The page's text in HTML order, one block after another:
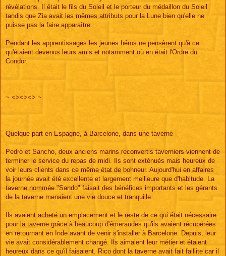
révélations. Il était le fils du Soleil et le porteur du médaillon du Soleil
tandis que Zia avait les mêmes attributs pour la Lune bien qu'elle ne
puisse pas la faire apparaître.
Pendant les apprentissages les jeunes héros ne pensèrent qu'à ce
qu'étaient devenus leurs amis et notamment où en était l'Ordre du
Condor.
~ <><><> ~
Quelque part en Espagne, à Barcelone, dans une taverne
Pedro et Sancho, deux anciens marins reconvertis taverniers viennent de
terminer le service du repas de midi. Ils sont exténués mais heureux de
voir leurs clients dans ce même état de bohneur. Aujourd'hui en affaires
la journée avait été excellente et largement meilleure que d'habitude. La
taverne nommée "Sando" faisait des bénéfices importants et les gérants
de la taverne menaient une vie douce et tranquille.
Ils avaient acheté un emplacement et le reste de ce qui était nécessaire
pour la taverne grâce à beaucoup d'émeraudes qu'ils avaient récupérées
en retournant en Inde avant de venir s'installer à Barcelone. Depuis, leur
vie avait considérablement changé. Ils aimaient leur métier et étaient
heureux dans ce qu'il faisaient. Rico dont la taverne avait fait faillite car il